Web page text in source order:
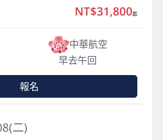
中華航空
早去午回
NT$31,800起
報名
二)